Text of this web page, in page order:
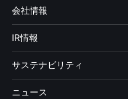
会社情報
IR情報
サステナビリティ
ニュース